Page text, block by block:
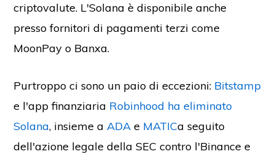
criptovalute. L'Solana è disponibile anche
presso fornitori di pagamenti terzi come
MoonPay o Banxa.
Purtroppo ci sono un paio di eccezioni: Bitstamp
e l'app finanziaria Robinhood ha eliminato
Solana, insieme aADA e MATICa seguito
dell'azione legale della SEC contro l'Binance e